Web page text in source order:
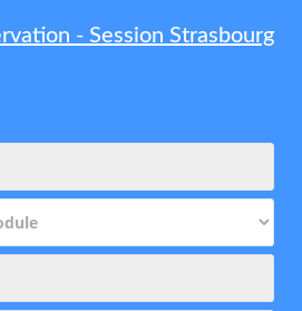
- Session Strasbourg